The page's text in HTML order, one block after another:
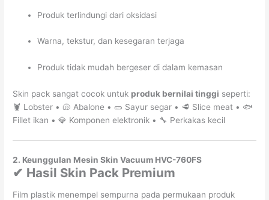
Produk terlindungi dari oksidasi
Warna, tekstur, dan kesegaran terjaga
Produk tidak mudah bergeser di dalam kemasan
Skin pack sangat cocok untuk produk bernilai tinggi seperti:
🦞 Lobster • 🐚 Abalone • 🥒 Sayur segar • 🥩 Slice meat • 🐟
Fillet ikan • 💎 Komponen elektronik • 🔧 Perkakas kecil
2. Keunggulan Mesin Skin Vacuum HVC-760FS
✔ Hasil Skin Pack Premium
Film plastik menempel sempurna pada permukaan produk